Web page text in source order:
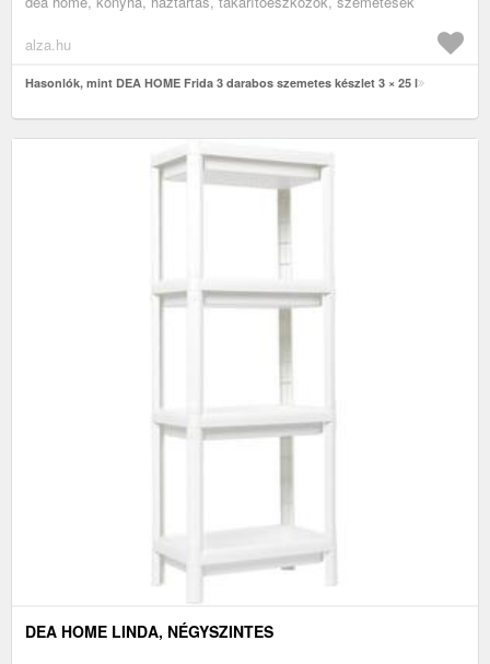
alza.hu
Hasonlók, mint DEA HOME Frida 3 darabos szemetes készlet 3 × 25 l
DEA HOME LINDA, NÉGYSZINTES